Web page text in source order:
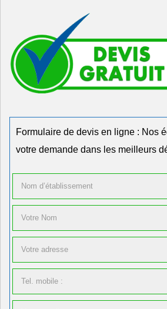
Formulaire de devis en ligne : Nos
votre demande dans les meilleurs